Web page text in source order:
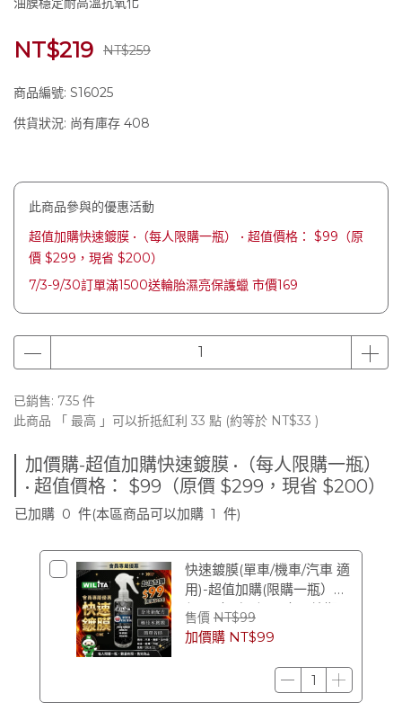
NT$219 NT$259
商品編號: S16025
供貨狀況: 尚有庫存 408
此商品參與的優惠活動
超值加購快速鍍膜 •（每人限購一瓶） • 超值價格： $99（原
價 $299，現省 $200）
7/3-9/30訂單滿1500送輪胎濕亮保護蠟 市價169
已銷售: 735 件
此商品 「 最高 」可以折抵紅利 33 點 (約等於 NT$33 )
加價購-超值加購快速鍍膜 •（每人限購一瓶）
• 超值價格： $99（原價 $299，現省 $200）
已加購 0 件(本區商品可以加購 1 件)
快速鍍膜(單車/機車/汽車 適
用)-超值加購(限購一瓶）
$99（原價 $299） (效期
2028/12)
售價 NT$99
加價購 NT$99